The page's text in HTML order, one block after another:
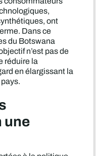
ont
Dans ce
du Botswana
n’est pas de
réduire la
en élargissant la
une